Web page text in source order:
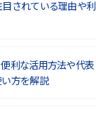
されている理由や利
利な活用方法や代表
方を解説